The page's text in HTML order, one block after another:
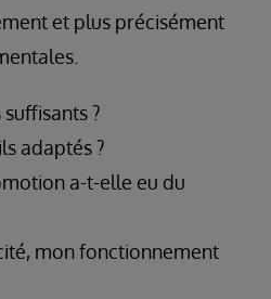
et plus précisément
?
adaptés ?
a-t-elle eu du
mon fonctionnement